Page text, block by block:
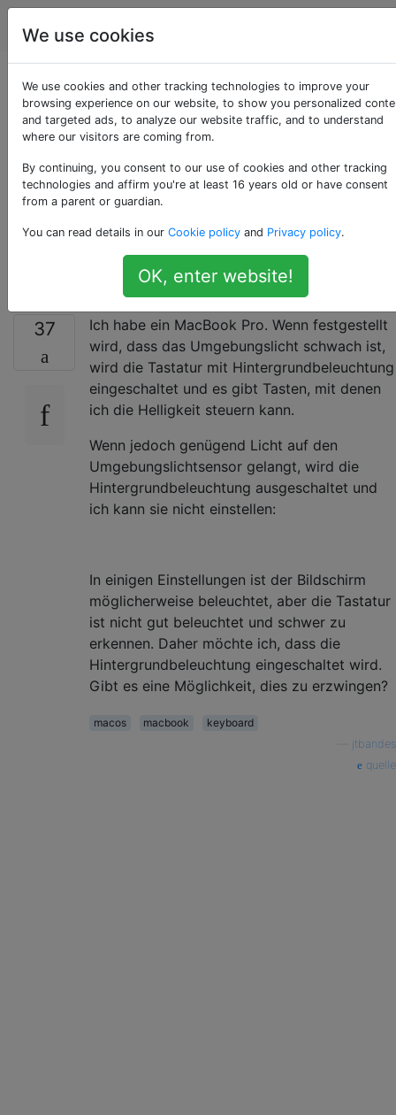
Apple
Wie kann ich das
Einschalten der
meiner Tastatur
erzwingen?
37
Ich habe ein MacBook Pro. Wenn festgestellt
wird, dass das Umgebungslicht schwach ist,
wird die Tastatur mit Hintergrundbeleuchtung
eingeschaltet und es gibt Tasten, mit denen
ich die Helligkeit steuern kann.
Wenn jedoch genügend Licht auf den
Umgebungslichtsensor gelangt, wird die
Hintergrundbeleuchtung ausgeschaltet und
ich kann sie nicht einstellen:
In einigen Einstellungen ist der Bildschirm
möglicherweise beleuchtet, aber die Tastatur
ist nicht gut beleuchtet und schwer zu
erkennen. Daher möchte ich, dass die
Hintergrundbeleuchtung eingeschaltet wird.
Gibt es eine Möglichkeit, dies zu erzwingen?
macos macbook
keyboard
jtbandes
quelle
We use cookies
We use cookies and other tracking technologies to improve your
browsing experience on our website, to show you personalized
and targeted ads, to analyze our website traffic, and to understand
where our visitors are coming from.
By continuing, you consent to our use of cookies and other tracking
technologies and affirm you're at least 16 years old or have consent
from a parent or guardian.
You can read details in our Cookie policy and Privacy policy.
OK, enter website!